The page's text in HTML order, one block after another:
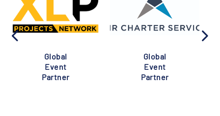
Global
Event
Partner
Global
Event
Partner